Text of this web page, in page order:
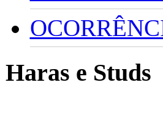
Haras e Studs